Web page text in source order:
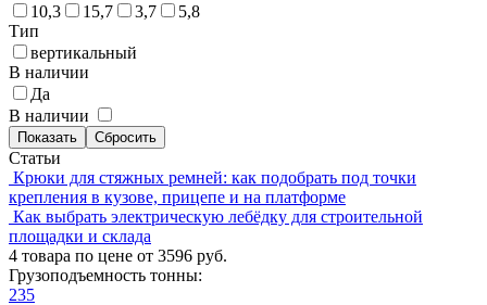
10,3
15,7 3,7
5,8
Тип
вертикальный
В наличии
Да
В наличии
Статьи
Крюки для стяжных ремней: как подобрать под точки
крепления в кузове, прицепе и на платформе
Как выбрать электрическую лебёдку для строительной
площадки и склада
4 товара по цене от 3596 руб.
Грузоподъемность тонны:
235